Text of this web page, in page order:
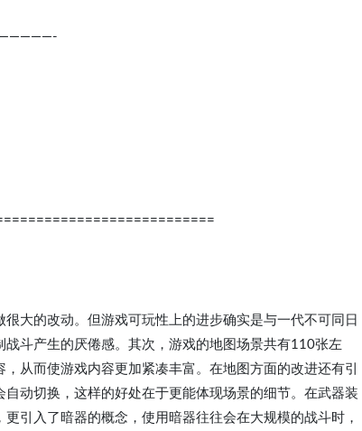
大的改动。但游戏可玩性上的进步确实是与一代不可同日
斗产生的厌倦感。其次，游戏的地图场景共有110张左
从而使游戏内容更加紧凑丰富。在地图方面的改进还有引
动切换，这样的好处在于更能体现场景的细节。在武器装
引入了暗器的概念，使用暗器往往会在大规模的战斗时，